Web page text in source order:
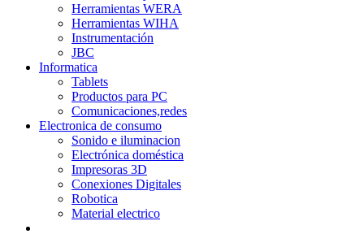
Herramientas WERA
Herramientas WIHA
Instrumentación
JBC
Informatica
Tablets
Productos para PC
Comunicaciones,redes
Electronica de consumo
Sonido e iluminacion
Electrónica doméstica
Impresoras 3D
Conexiones Digitales
Robotica
Material electrico